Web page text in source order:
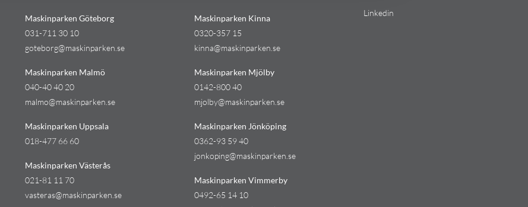
Maskinparken Göteborg
031-711 30 10
goteborg@maskinparken.se
Maskinparken Malmö
040-40 40 20
malmo@maskinparken.se
Maskinparken Uppsala
018-477 66 60
Maskinparken Västerås
021-81 11 70
vasteras@maskinparken.se
Maskinparken Kinna
0320-357 15
kinna@maskinparken.se
Maskinparken Mjölby
0142-800 40
mjolby@maskinparken.se
Maskinparken Jönköping
0362-93 59 40
jonkoping@maskinparken.se
Maskinparken Vimmerby
0492-65 14 10
Linkedin